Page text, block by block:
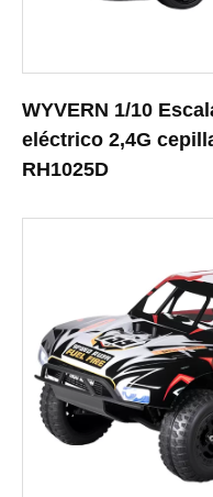
WYVERN 1/10
eléctrico 2,4G
RH1025D